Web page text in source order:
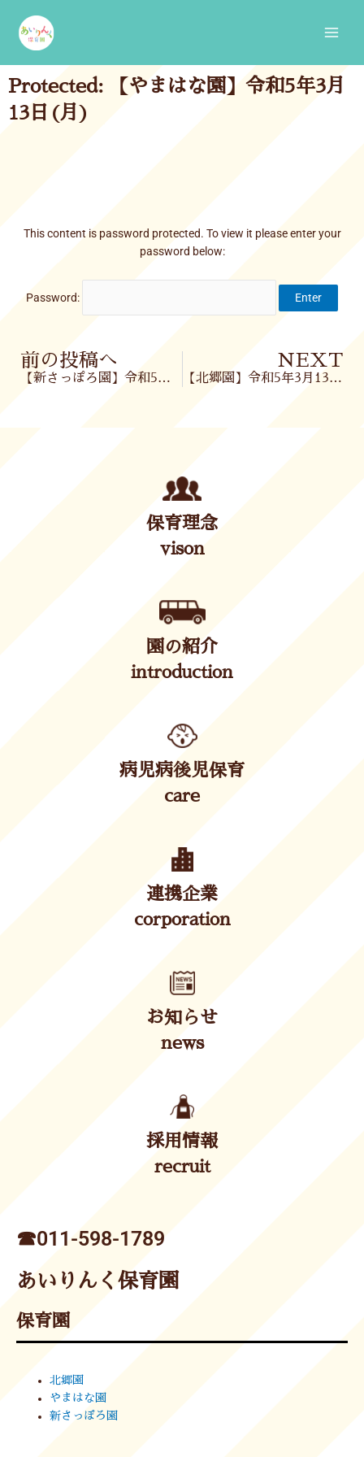
content
Protected: 【やまはな園】令和5年3月
13日(月)
This content is password protected. To view it please enter your
password below:
Password:
Prev
前の投稿へ
【新さっぽろ園】令和5年3月13日(月)
NEXT
【北郷園】令和5年3月13日(月)
保育理念
vison
園の紹介
introduction
病児病後児保育
care
連携企業
corporation
お知らせ
news
採用情報
recruit
☎︎011-598-1789
あいりんく保育園
保育園
北郷園
やまはな園
新さっぽろ園